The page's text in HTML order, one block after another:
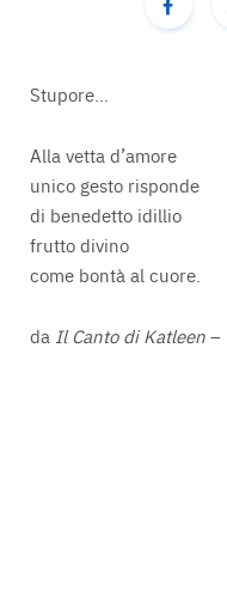
Stupore…
Alla vetta d’amore
unico gesto risponde
di benedetto idillio
frutto divino
come bontà al cuore.
da Il Canto di Katleen–